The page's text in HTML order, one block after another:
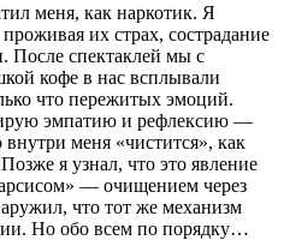
меня, как наркотик. Я
проживая их страх, сострадание
После спектаклей мы с
кофе в нас всплывали
что пережитых эмоций.
эмпатию и рефлексию —
внутри меня «чистится», как
я узнал, что это явление
— очищением через
что тот же механизм
Но обо всем по порядку…